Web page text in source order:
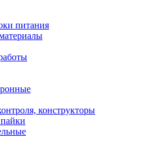
питания
конструкторы